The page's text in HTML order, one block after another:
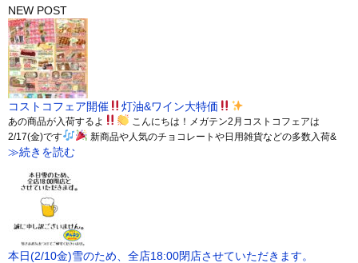
NEW POST
コストコフェア開催 灯油&ワイン大特価
あの商品が入荷するよ
こんにちは！メガテン2月コストコフェアは
2/17(金)です
新商品や人気のチョコレートや日用雑貨などの多数入荷&
≫続きを読む
本日(2/10金)雪のため、全店18:00閉店させていただきます。